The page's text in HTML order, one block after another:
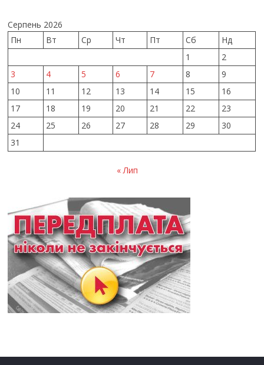
Серпень 2026
Пн
Вт Ср Чт Пт Сб
Нд
1
2
3
4 5 6 7 8
9
10
11 12 13 14 15
16
17
18 19 20 21 22
23
24
25 26 27 28 29
30
31
« Лип